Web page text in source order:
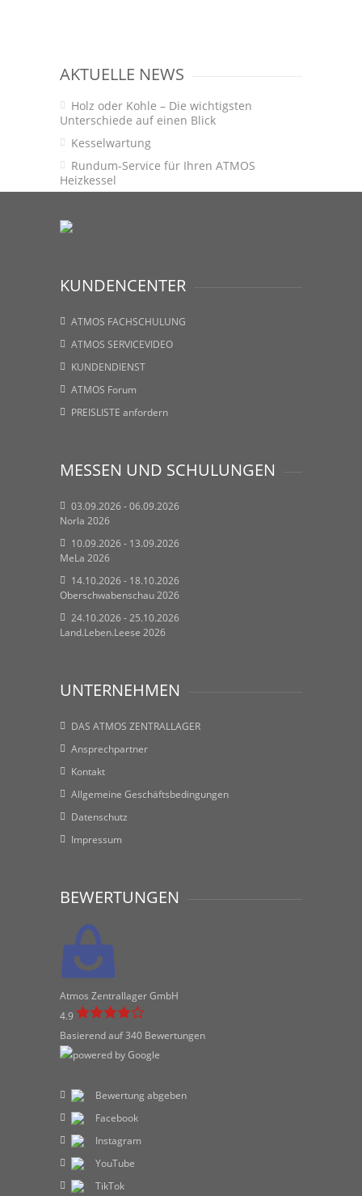
AKTUELLE NEWS
Holz oder Kohle – Die wichtigsten
Unterschiede auf einen Blick
Kesselwartung
Rundum-Service für Ihren ATMOS
Heizkessel
KUNDENCENTER
ATMOS FACHSCHULUNG
ATMOS SERVICEVIDEO
KUNDENDIENST
ATMOS Forum
PREISLISTE anfordern
MESSEN UND SCHULUNGEN
03.09.2026 - 06.09.2026
Norla 2026
10.09.2026 - 13.09.2026
MeLa 2026
14.10.2026 - 18.10.2026
Oberschwabenschau 2026
24.10.2026 - 25.10.2026
Land.Leben.Leese 2026
UNTERNEHMEN
DAS ATMOS ZENTRALLAGER
Ansprechpartner
Kontakt
Allgemeine Geschäftsbedingungen
Datenschutz
Impressum
BEWERTUNGEN
Atmos Zentrallager GmbH
4.9
Basierend auf 340 Bewertungen
Bewertung abgeben
Facebook
Instagram
YouTube
TikTok